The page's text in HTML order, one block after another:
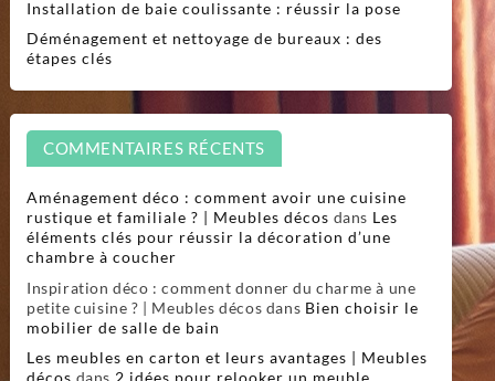
Installation de baie coulissante : réussir la pose
Déménagement et nettoyage de bureaux : des
étapes clés
COMMENTAIRES RÉCENTS
Aménagement déco : comment avoir une cuisine
rustique et familiale ? | Meubles décos dans Les
éléments clés pour réussir la décoration d’une
chambre à coucher
Inspiration déco : comment donner du charme à une
petite cuisine ? | Meubles décos dans Bien choisir le
mobilier de salle de bain
Les meubles en carton et leurs avantages | Meubles
décos dans 2 idées pour relooker un meuble